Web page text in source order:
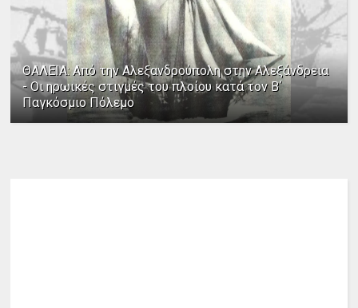
ΘΑΛΕΙΑ: Από την Αλεξανδρούπολη στην Αλεξάνδρεια
- Οι ηρωικές στιγμές του πλοίου κατά τον Β΄
Παγκόσμιο Πόλεμο